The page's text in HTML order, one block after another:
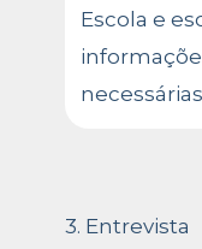
Escola e
3. Entrevista